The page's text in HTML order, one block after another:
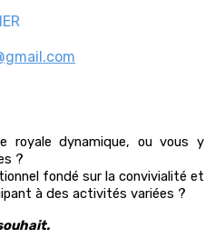
royale dynamique, ou vous y
?
fondé sur la convivialité et
à des activités variées ?